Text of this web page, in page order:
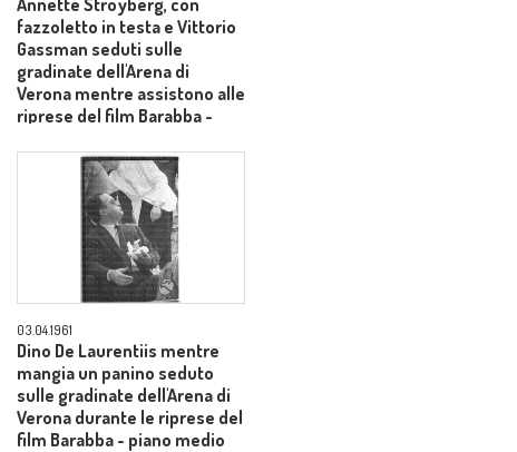
Annette Stroyberg, con
fazzoletto in testa e Vittorio
Gassman seduti sulle
gradinate dell'Arena di
Verona mentre assistono alle
riprese del film Barabba -
03.04.1961
Dino De Laurentiis mentre
mangia un panino seduto
sulle gradinate dell'Arena di
Verona durante le riprese del
film Barabba - piano medio